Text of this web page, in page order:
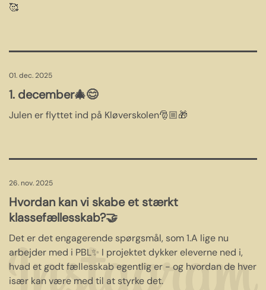
🥰
01. dec. 2025
1. december🎄😊
Julen er flyttet ind på Kløverskolen🎅🏼🎁
26. nov. 2025
Hvordan kan vi skabe et stærkt
klassefællesskab?🤝
Det er det engagerende spørgsmål, som 1.A lige nu
arbejder med i PBL✨ I projektet dykker eleverne ned i,
hvad et godt fællesskab egentlig er - og hvordan de hver
især kan være med til at styrke det.